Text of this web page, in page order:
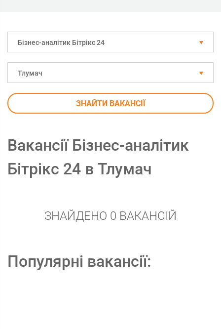
Бізнес-аналітик Бітрікс 24
Тлумач
ЗНАЙТИ ВАКАНСІЇ
Вакансії Бізнес-аналітик
Бітрікс 24 в Тлумач
ЗНАЙДЕНО 0 ВАКАНСІЙ
Популярні вакансії: